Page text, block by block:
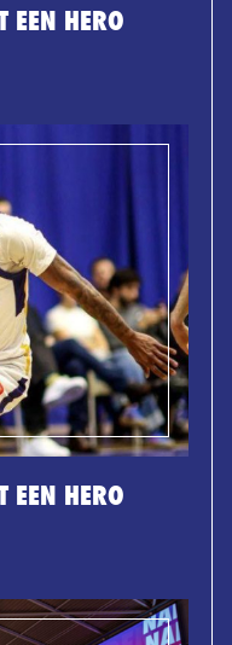
EEN HERO
EEN HERO